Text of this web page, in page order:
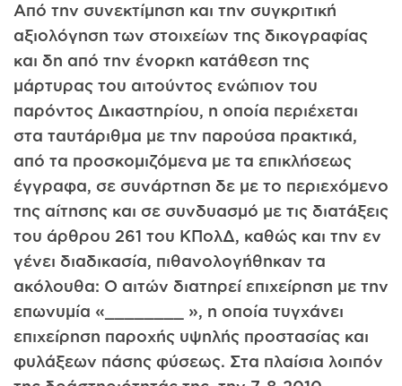
Από την συνεκτίμηση και την συγκριτική
αξιολόγηση των στοιχείων της δικογραφίας
και δη από την ένορκη κατάθεση της
μάρτυρας του αιτούντος ενώπιον του
παρόντος Δικαστηρίου, η οποία περιέχεται
στα ταυτάριθμα με την παρούσα πρακτικά,
από τα προσκομιζόμενα με τα επικλήσεως
έγγραφα, σε συνάρτηση δε με το περιεχόμενο
της αίτησης και σε συνδυασμό με τις διατάξεις
του άρθρου 261 του ΚΠολΔ, καθώς και την εν
γένει διαδικασία, πιθανολογήθηκαν τα
ακόλουθα: Ο αιτών διατηρεί επιχείρηση με την
επωνυμία «________ », η οποία τυγχάνει
επιχείρηση παροχής υψηλής προστασίας και
φυλάξεων πάσης φύσεως. Στα πλαίσια λοιπόν